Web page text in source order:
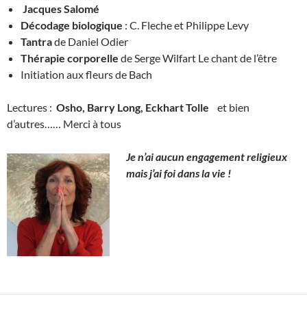
Jacques Salomé
Décodage biologique : C. Fleche et Philippe Levy
Tantrade Daniel Odier
Thérapie corporelle de Serge Wilfart Le chant de l’être
Initiation aux fleurs de Bach
Lectures : Osho, Barry Long, Eckhart Tolle et bien
d’autres…… Merci à tous
Je n’ai aucun engagement religieux
mais j’ai foi dans la vie !